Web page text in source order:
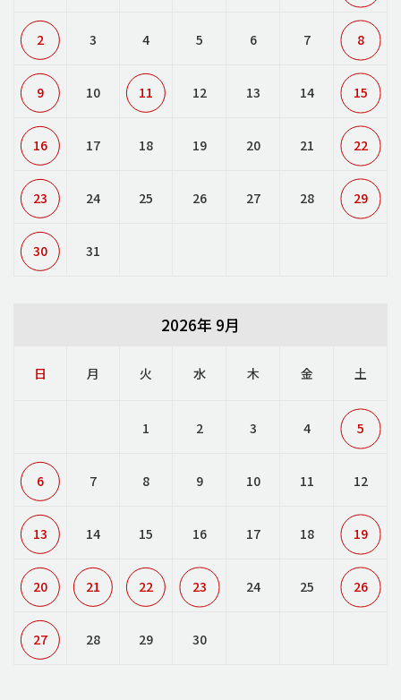
2 3 4 5 6 7 8
9 10 11 12 13 14 15
16 17 18 19 20 21 22
23 24 25 26 27 28 29
30 31
2026年 9月
日 月 火 水 木 金 土
1 2 3 4 5
6 7 8 9 10 11 12
13 14 15 16 17 18 19
20 21 22 23 24 25 26
27 28 29 30